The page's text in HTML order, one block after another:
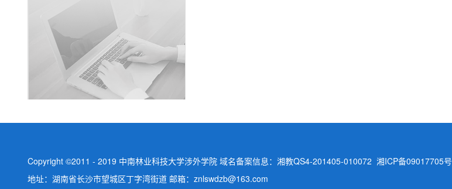
Copyright ©2011 - 2019 中南林业科技大学涉外学院 域名备案信息：湘教QS4-201405-010072 湘ICP备09017705号
地址：湖南省长沙市望城区丁字湾街道 邮箱：znlswdzb@163.com